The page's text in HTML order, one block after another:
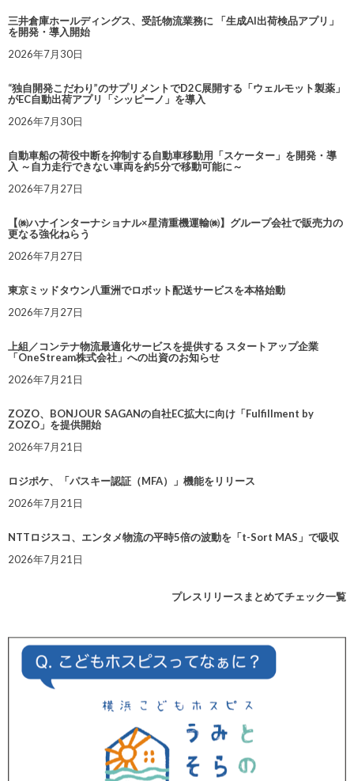
三井倉庫ホールディングス、受託物流業務に 「生成AI出荷検品アプリ」
を開発・導入開始
2026年7月30日
“独自開発こだわり”のサプリメントでD2C展開する「ウェルモット製薬」
がEC自動出荷アプリ「シッピーノ」を導入
2026年7月30日
自動車船の荷役中断を抑制する自動車移動用「スケーター」を開発・導
入 ～自力走行できない車両を約5分で移動可能に～
2026年7月27日
【㈱ハナインターナショナル×星清重機運輸㈱】グループ会社で販売力の
更なる強化ねらう
2026年7月27日
東京ミッドタウン八重洲でロボット配送サービスを本格始動
2026年7月27日
上組／コンテナ物流最適化サービスを提供する スタートアップ企業
「OneStream株式会社」への出資のお知らせ
2026年7月21日
ZOZO、BONJOUR SAGANの自社EC拡大に向け「Fulfillment by
ZOZO」を提供開始
2026年7月21日
ロジポケ、「パスキー認証（MFA）」機能をリリース
2026年7月21日
NTTロジスコ、エンタメ物流の平時5倍の波動を「t-Sort MAS」で吸収
2026年7月21日
プレスリリースまとめてチェック一覧